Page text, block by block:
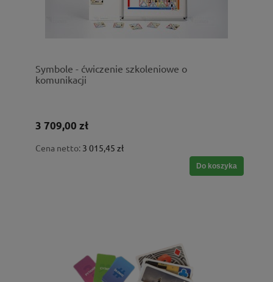
Symbole - ćwiczenie szkoleniowe o
komunikacji
3 709,00 zł
Cena netto: 3 015,45 zł
Do koszyka